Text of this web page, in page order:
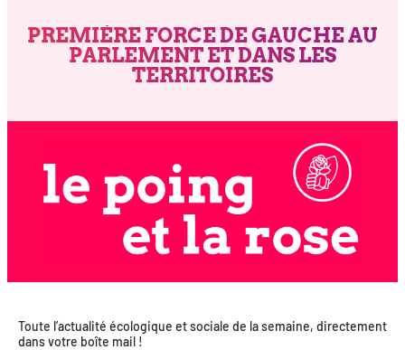
PREMIÈRE FORCE DE GAUCHE AU
PARLEMENT ET DANS LES
TERRITOIRES
Toute l’actualité éco­lo­gique et sociale de la semaine, direc­te­ment
dans votre boîte mail !